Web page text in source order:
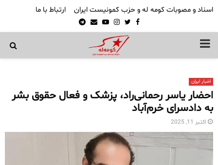
اسناد و مصوبات کومه له و حزب کمونیست ایران ارتباط با ما
Facebook
Twitter
Instagram
Youtube
Email
Telegram
PRIMARY
اخبار ایران
احضار یاسر رحمانی‌راد، پزشک و فعال حقوق بشر
به دادسرای خرم‌آباد
اکتبر 11, 2025